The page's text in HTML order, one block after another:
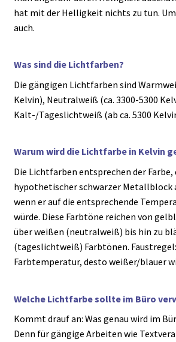
hat mit der Helligkeit nichts zu tun.
auch.
Was sind die Lichtfarben?
Die gängigen Lichtfarben sind
Kelvin), Neutralweiß (ca. 3300-5300
Kalt-/Tageslichtweiß (ab ca. 5300
Warum wird die Lichtfarbe in Kelvin
Die Lichtfarben entsprechen der Farbe,
hypothetischer schwarzer Metallblock
wenn er auf die entsprechende
würde. Diese Farbtöne reichen von
über weißen (neutralweiß) bis hin zu
(tageslichtweiß) Farbtönen.
Farbtemperatur, desto weißer/blauer
Welche Lichtfarbe sollte im Büro
Kommt drauf an: Was genau wird im
Denn für gängige Arbeiten wie